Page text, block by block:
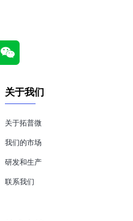
关于我们
关于拓普微
我们的市场
研发和生产
联系我们